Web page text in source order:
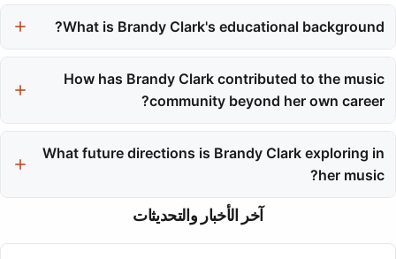
2013 and received critical acclaim for its storytelling and
What is Brandy Clark's educational background?
Washington University but later transferred to Belmont
University for a music business program.
How has Brandy Clark contributed to the music
community beyond her own career?
raise funds for musicians needing healthcare assistance and has
been active in her local community.
What future directions is Brandy Clark exploring in
her music?
Brandy Clark aims to continue creating authentic music that
reflects her lived experiences, with a focus on Americana while
آخر الأخبار والتحديثات